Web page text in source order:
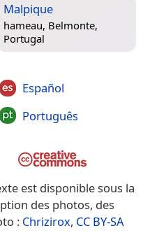
Malpique
hameau, Belmonte,
Portugal
Español
Português
est disponible sous la
des photos, des
: Chrizirox, CC BY-SA